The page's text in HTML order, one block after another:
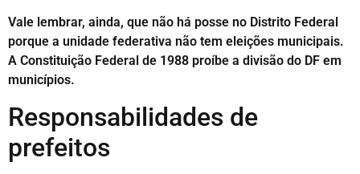
Vale lembrar, ainda, que não há posse no Distrito Federal
porque a unidade federativa não tem eleições municipais.
A Constituição Federal de 1988 proíbe a divisão do DF em
municípios.
Responsabilidades de
prefeitos